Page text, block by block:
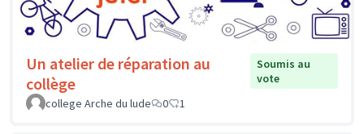
Un atelier de réparation au
collège
Soumis au
vote
college Arche du lude
0 1